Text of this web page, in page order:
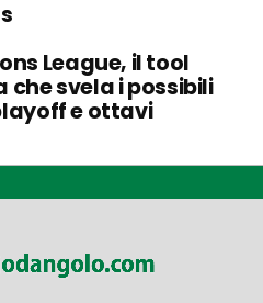
League, il tool
che svela i possibili
e ottavi